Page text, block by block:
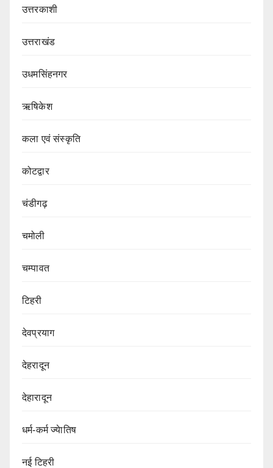
उत्तरकाशी
उत्तराखंड
उधमसिंहनगर
ऋषिकेश
कला एवं संस्कृति
कोटद्वार
चंडीगढ़
चमोली
चम्पावत
टिहरी
देवप्रयाग
देहरादून
देहारादून
धर्म-कर्म ज्येातिष
नई टिहरी